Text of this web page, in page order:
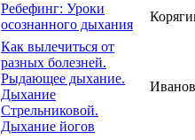
Ребефинг: Уроки
осознанного дыхания
Как вылечиться от
разных болезней.
Рыдающее дыхание.
Дыхание
Стрельниковой.
Дыхание йогов